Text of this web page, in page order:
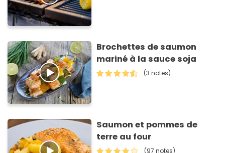
Brochettes de saumon
mariné à la sauce soja
(3 notes)
Saumon et pommes de
terre au four
(97 notes)